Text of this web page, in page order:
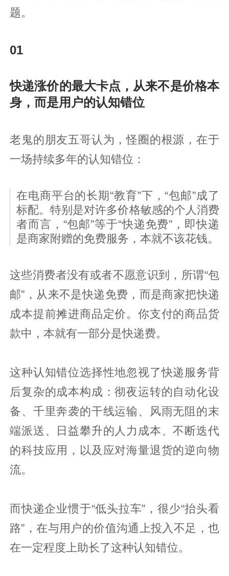
题。
01
快递涨价的最大卡点，从来不是价格本
身，而是用户的认知错位
老鬼的朋友五哥认为，怪圈的根源，在于
一场持续多年的认知错位：
在电商平台的长期“教育”下，“包邮”成了
标配。特别是对许多价格敏感的个人消费
者而言，“包邮”等于“快递免费”，即快递
是商家附赠的免费服务，本就不该花钱。
这些消费者没有或者不愿意识到，所谓“包
邮”，从来不是快递免费，而是商家把快递
成本提前摊进商品定价。你支付的商品货
款中，本就有一部分是快递费。
这种认知错位选择性地忽视了快递服务背
后复杂的成本构成：彻夜运转的自动化设
备、千里奔袭的干线运输、风雨无阻的末
端派送、日益攀升的人力成本、不断迭代
的科技应用，以及应对海量退货的逆向物
流。
而快递企业惯于“低头拉车”，很少“抬头看
路”，在与用户的价值沟通上投入不足，也
在一定程度上助长了这种认知错位。